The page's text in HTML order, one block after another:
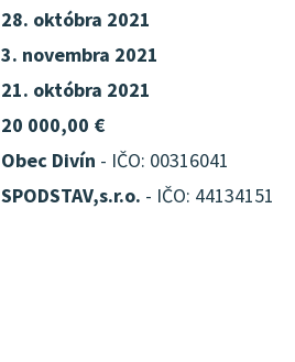
28. októbra 2021
3. novembra 2021
21. októbra 2021
20 000,00 €
Obec Divín - IČO: 00316041
SPODSTAV,s.r.o. - IČO: 44134151